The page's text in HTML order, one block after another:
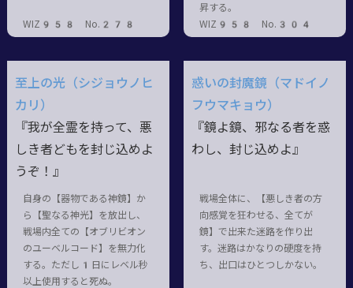
WIZ958 No.278
昇する。
WIZ958 No.304
至上の光（シジョウノヒ
カリ）
『我が全霊を持って、悪
しき者どもを封じ込めよ
うぞ！』
自身の【器物である神鏡】か
ら【聖なる神光】を放出し、
戦場内全ての【オブリビオン
のユーベルコード】を無力化
する。ただし1日にレベル秒
以上使用すると死ぬ。
惑いの封魔鏡（マドイノ
フウマキョウ）
『鏡よ鏡、邪なる者を惑
わし、封じ込めよ』
戦場全体に、【悪しき者の方
向感覚を狂わせる、全てが
鏡】で出来た迷路を作り出
す。迷路はかなりの硬度を持
ち、出口はひとつしかない。